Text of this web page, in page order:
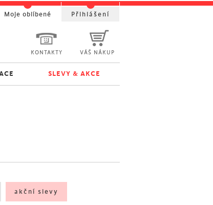
akční slevy
KONTAKTY VÁŠ NÁKUP
SLEVY & AKCE
Moje oblíbené Přihlášení